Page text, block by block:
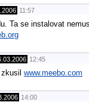
11:57
Ta se instalovat
12:45
www.meebo.com
14:00